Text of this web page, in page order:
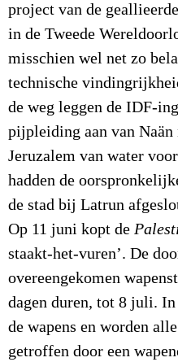
project van de
in de Tweede
misschien wel net zo
technische
de weg leggen de IDF-
pijpleiding aan van Naän
Jeruzalem van water
hadden de
de stad bij Latrun
Op 11 juni kopt de
staakt-het-vuren’. De
overeengekomen
dagen duren, tot 8 juli.
de wapens en worden
getroffen door een